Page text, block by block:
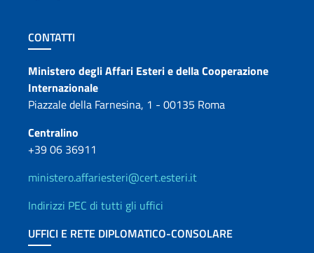
Sezione footer
CONTATTI
Contatti
Ministero degli Affari Esteri e della Cooperazione
Internazionale
Piazzale della Farnesina, 1 - 00135 Roma
Centralino
+39 06 36911
ministero.affariesteri@cert.esteri.it
Indirizzi PEC di tutti gli uffici
UFFICI E RETE DIPLOMATICO-CONSOLARE